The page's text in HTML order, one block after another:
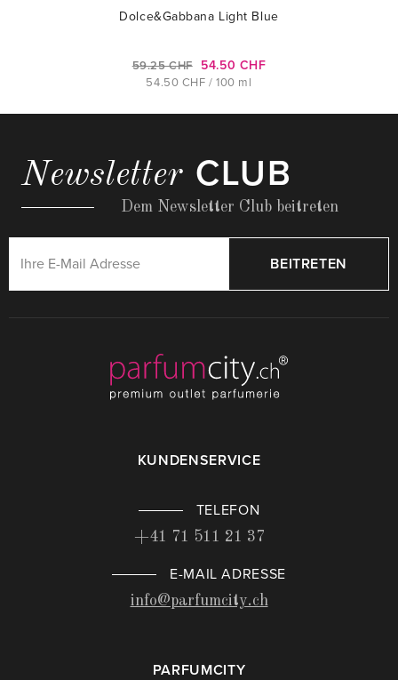
Dolce&Gabbana Light Blue
59.25 CHF 54.50 CHF
54.50 CHF / 100 ml
Newsletter CLUB
Dem Newsletter Club beitreten
BEITRETEN
KUNDENSERVICE
TELEFON
+41 71 511 21 37
E-MAIL ADRESSE
info@parfumcity.ch
PARFUMCITY